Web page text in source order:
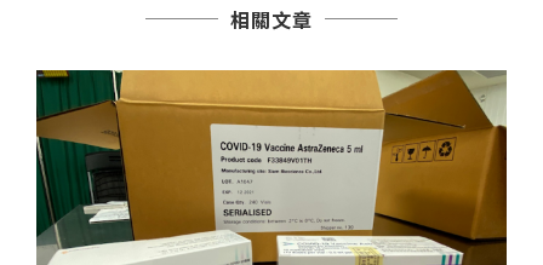
相關文章